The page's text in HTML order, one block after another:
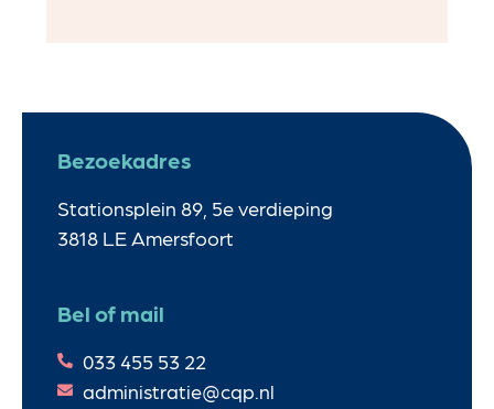
Bezoekadres
Stationsplein 89, 5e verdieping
3818 LE Amersfoort
Bel of mail
033 455 53 22
administratie@cqp.nl